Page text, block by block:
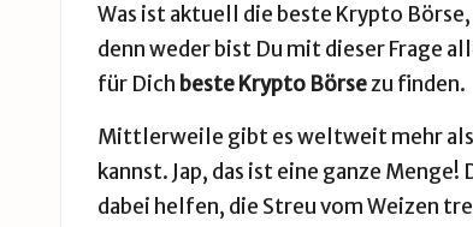
Was ist aktuell die beste Krypto
denn weder bist Du mit dieser Frage
für Dich beste Krypto Börsezu finden.
Mittlerweile gibt es weltweit mehr als
kannst. Jap, das ist eine ganze
dabei helfen, die Streu vom Weizen